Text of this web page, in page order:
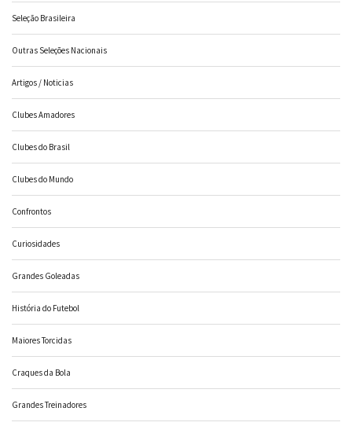
Seleção Brasileira
Outras Seleções Nacionais
Artigos / Noticias
Clubes Amadores
Clubes do Brasil
Clubes do Mundo
Confrontos
Curiosidades
Grandes Goleadas
História do Futebol
Maiores Torcidas
Craques da Bola
Grandes Treinadores